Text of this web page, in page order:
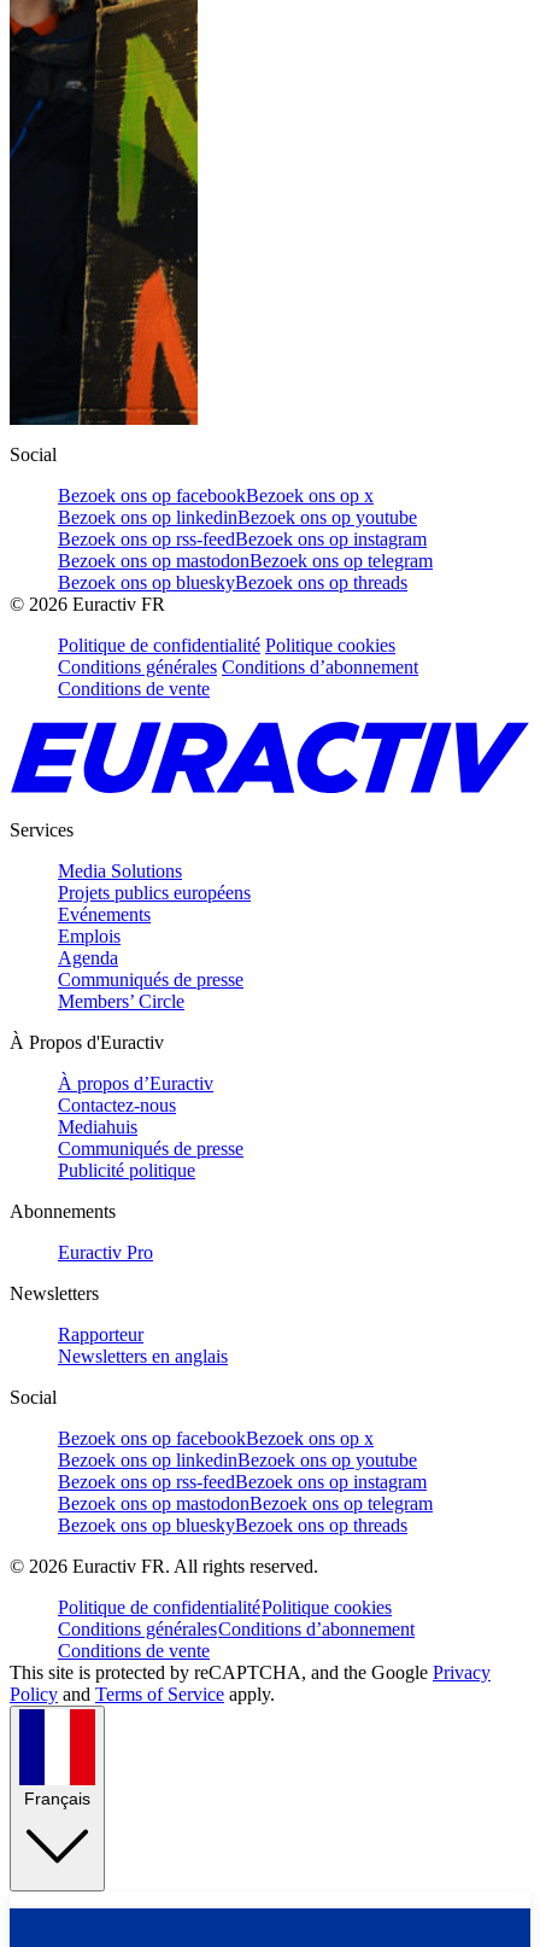
Social
Bezoek ons op facebookBezoek ons op x
Bezoek ons op linkedinBezoek ons op youtube
Bezoek ons op rss-feedBezoek ons op instagram
Bezoek ons op mastodonBezoek ons op telegram
Bezoek ons op blueskyBezoek ons op threads
© 2026 Euractiv FR
Politique de confidentialité Politique cookies
Conditions générales Conditions d’abonnement
Conditions de vente
Services
Media Solutions
Projets publics européens
Evénements
Emplois
Agenda
Communiqués de presse
Members’ Circle
À Propos d'Euractiv
À propos d’Euractiv
Contactez-nous
Mediahuis
Communiqués de presse
Publicité politique
Abonnements
Euractiv Pro
Newsletters
Rapporteur
Newsletters en anglais
Social
Bezoek ons op facebookBezoek ons op x
Bezoek ons op linkedinBezoek ons op youtube
Bezoek ons op rss-feedBezoek ons op instagram
Bezoek ons op mastodonBezoek ons op telegram
Bezoek ons op blueskyBezoek ons op threads
© 2026 Euractiv FR. All rights reserved.
Politique de confidentialitéPolitique cookies
Conditions généralesConditions d’abonnement
Conditions de vente
This site is protected by reCAPTCHA, and the Google Privacy
Policy and Terms of Service apply.
Français